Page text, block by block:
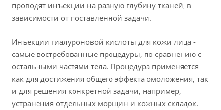
проводят инъекции на разную глубину тканей, в
зависимости от поставленной задачи.
Инъекции гиалуроновой кислоты для кожи лица -
самые востребованные процедуры, по сравнению с
остальными частями тела. Процедура применяется
как для достижения общего эффекта омоложения, так
и для решения конкретной задачи, например,
устранения отдельных морщин и кожных складок.